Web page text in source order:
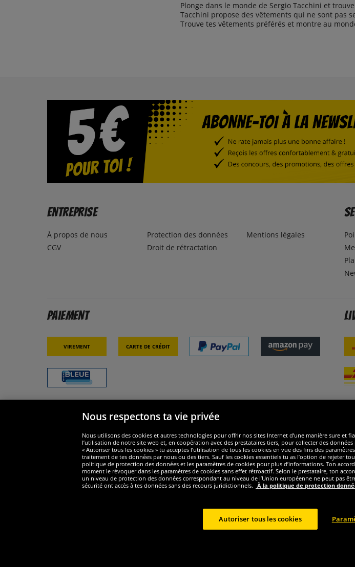
Plonge dans le monde de Sergio Tacchini et
Tacchini propose des vêtements qui ne sont pas
Trouve tes vêtements préférés et montre au
Entreprise
À propos de nous
CGV
Protection des données
Droit de rétractation
Mentions légales
Paiement
Virement Carte de crédit
Widerruf
Nous respectons ta vie privée
Nous utilisons des cookies et autres technologies pour offrir nos sites Internet d’une manière sure
l’utilisation de notre site web et, en coopération avec des prestataires tiers, pour collecter des
« Autoriser tous les cookies » tu acceptes l’utilisation de tous les cookies en vue des fins des
traitement de tes données par nous ou des tiers. Sauf les cookies essentiels tu as l’option de rejeter
politique de protection des données et les paramètres de cookies pour plus d’informations. Ton
moment le révoquer dans les paramètres de cookies sans effet rétroactif. Selon le prestataire, ton
un niveau de protection des données correspondant au niveau de l’Union européenne ne peut pas
sécurité ont accès à tes données sans des recours juridictionnels. À la politique de protection
Autoriser tous les cookies